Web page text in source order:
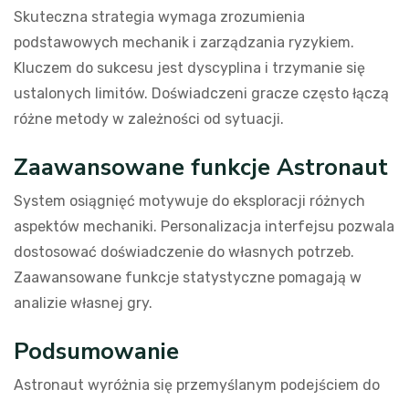
Skuteczna strategia wymaga zrozumienia
podstawowych mechanik i zarządzania ryzykiem.
Kluczem do sukcesu jest dyscyplina i trzymanie się
ustalonych limitów. Doświadczeni gracze często łączą
różne metody w zależności od sytuacji.
Zaawansowane funkcje Astronaut
System osiągnięć motywuje do eksploracji różnych
aspektów mechaniki. Personalizacja interfejsu pozwala
dostosować doświadczenie do własnych potrzeb.
Zaawansowane funkcje statystyczne pomagają w
analizie własnej gry.
Podsumowanie
Astronaut wyróżnia się przemyślanym podejściem do